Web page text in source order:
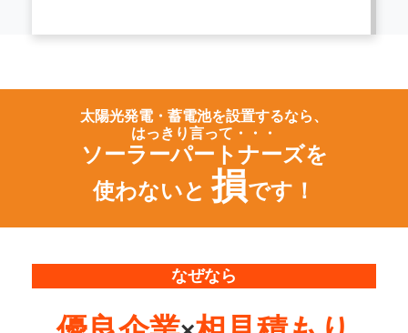
太陽光発電・蓄電池を設置するなら、
はっきり言って・・・
ソーラーパートナーズを
使わないと 損です！
なぜなら